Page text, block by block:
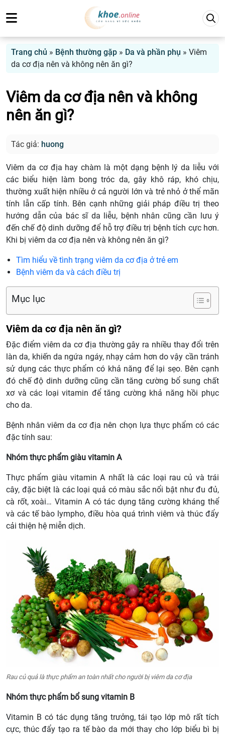
Trang chủ » Bệnh thường gặp » Da và phần phụ » Viêm
da cơ địa nên và không nên ăn gì?
Viêm da cơ địa nên và không
nên ăn gì?
Tác giả: huong
Viêm da cơ địa hay chàm là một dạng bệnh lý da liễu với
các biểu hiện làm bong tróc da, gây khô ráp, khó chịu,
thường xuất hiện nhiều ở cả người lớn và trẻ nhỏ ở thể mãn
tính lẫn cấp tính. Bên cạnh những giải pháp điều trị theo
hướng dẫn của bác sĩ da liễu, bệnh nhân cũng cần lưu ý
đến chế độ dinh dưỡng để hỗ trợ điều trị bệnh tích cực hơn.
Khi bị viêm da cơ địa nên và không nên ăn gì?
Tìm hiểu về tình trạng viêm da cơ địa ở trẻ em
Bệnh viêm da và cách điều trị
Mục lục
Viêm da cơ địa nên ăn gì?
Đặc điểm viêm da cơ địa thường gây ra nhiều thay đổi trên
làn da, khiến da ngứa ngáy, nhạy cảm hơn do vậy cần tránh
sử dụng các thực phẩm có khả năng để lại sẹo. Bên cạnh
đó chế độ dinh dưỡng cũng cần tăng cường bổ sung chất
xơ và các loại vitamin để tăng cường khả năng hồi phục
cho da.
Bệnh nhân viêm da cơ địa nên chọn lựa thực phẩm có các
đặc tính sau:
Nhóm thực phẩm giàu vitamin A
Thực phẩm giàu vitamin A nhất là các loại rau củ và trái
cây, đặc biệt là các loại quả có màu sắc nổi bật như đu đủ,
cà rốt, xoài… Vitamin A có tác dụng tăng cường kháng thể
và các tế bào lympho, điều hòa quá trình viêm và thúc đẩy
cải thiện hệ miễn dịch.
Rau củ quả là thực phẩm an toàn nhất cho người bị viêm da cơ địa
Nhóm thực phẩm bổ sung vitamin B
Vitamin B có tác dụng tăng trưởng, tái tạo lớp mô rất tích
cực, thúc đẩy tạo ra tế bào da mới thay cho lớp biểu bì bị